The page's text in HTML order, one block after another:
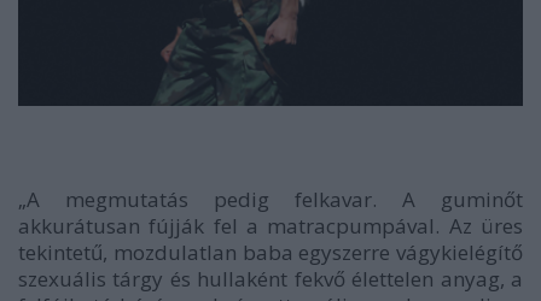
„A megmutatás pedig felkavar. A guminőt
akkurátusan fújják fel a matracpumpával. Az üres
tekintetű, mozdulatlan baba egyszerre vágykielégítő
szexuális tárgy és hullaként fekvő élettelen anyag, a